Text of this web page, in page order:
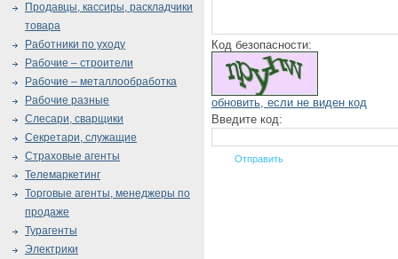
Код безопасности:
обновить, если не виден код
Введите код:
Продавцы, кассиры, раскладчики
товара
Работники по уходу
Рабочие – строители
Рабочие – металлообработка
Рабочие разные
Слесари, сварщики
Секретари, служащие
Страховые агенты
Телемаркетинг
Торговые агенты, менеджеры по
продаже
Турагенты
Электрики